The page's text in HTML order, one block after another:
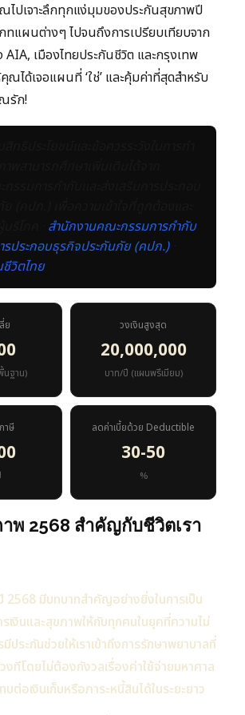
ไปเจาะลึกทุกแง่มุมของประกันสุขภาพปี
ทแผนต่างๆ ไปจนถึงการเปรียบเทียบจาก
เมืองไทยประกันชีวิต และกรุงเทพ
ณได้เจอแผนที่ ‘ใช่’ และคุ้มค่าที่สุดสำหรับ
รัก!
ธิประโยชน์และข้อควรระวังในการทำ
สำนักงานคณะกรรมการกำกับ
รประกอบธุรกิจประกันภัย (คปภ.)·
วิตไทย
ย
นฐาน)
วงเงินสูงสุด
20,000,000
บาท/ปี (แผนพรีเมียม)
าษี ลดค่าเบี้ยด้วย Deductible
30-50
%
พ 2568 สำคัญกับชีวิตเรา
2568 มีบทบาทสำคัญอย่างยิ่งในการเป็น
เงินและสุขภาพให้กับทุกคนในยุคที่ความไม่
ประกันช่วยให้เราเข้าถึงการรักษาพยาบาลที่
ทีโดยไม่ต้องกังวลเรื่องค่าใช้จ่ายมหาศาล
ต่อเงินเก็บหรือภาระหนี้สินได้ในระยะยาว